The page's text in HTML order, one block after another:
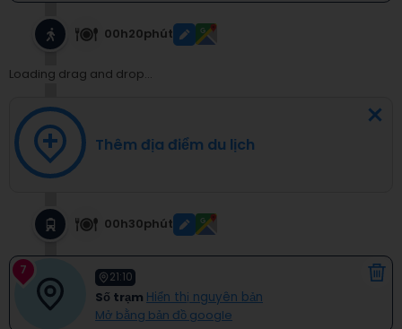
00h20phút
Loading drag and drop...
Thêm địa điểm du lịch
00h30phút
7 21:10
Số trạm Hiển thị nguyên bản
Mở bằng bản đồ google